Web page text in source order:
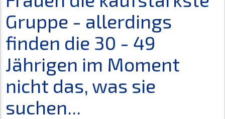
Gruppe - allerdings
finden die 30 - 49
Jährigen im Moment
nicht das, was sie
suchen...